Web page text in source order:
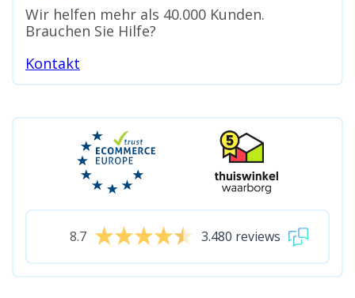
Wir helfen mehr als 40.000 Kunden.
Brauchen Sie Hilfe?
Kontakt
8.7 3.480 reviews